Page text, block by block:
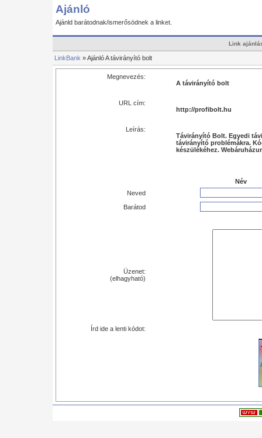
Ajánló
Ajánld barátodnak/ismerősödnek a linket.
Link
LinkBank » Ajánló A távirányító bolt
Megnevezés:
A távirányító bolt
URL cím:
http://profibolt.hu
Leírás:
Távirányító Bolt. Egyedi
távirányító problémákra.
készülékéhez.
Név
Neved
Barátod
Üzenet:
(elhagyható)
Írd ide a lenti kódot: